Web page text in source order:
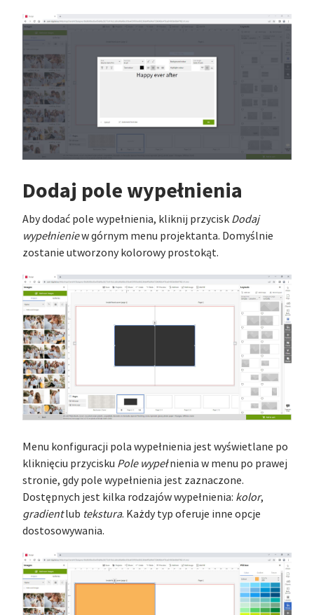
Dodaj pole wypełnienia
Aby dodać pole wypełnienia, kliknij przycisk Dodaj
wypełnieniew górnym menu projektanta. Domyślnie
zostanie utworzony kolorowy prostokąt.
Menu konfiguracji pola wypełnienia jest wyświetlane po
kliknięciu przycisku Pole wypełnienia w menu po prawej
stronie, gdy pole wypełnienia jest zaznaczone.
Dostępnych jest kilka rodzajów wypełnienia: kolor,
gradientlub tekstura. Każdy typ oferuje inne opcje
dostosowywania.